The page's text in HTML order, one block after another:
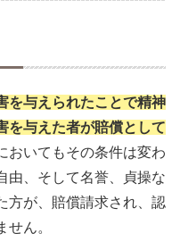
を与えられたことで精神
を与えた者が賠償として
おいてもその条件は変わ
由、そして名誉、貞操な
方が、賠償請求され、認
ん。